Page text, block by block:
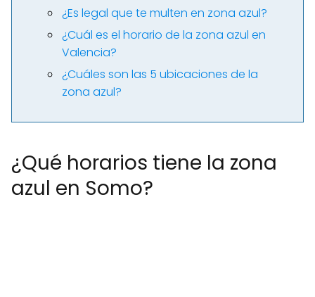
¿Es legal que te multen en zona azul?
¿Cuál es el horario de la zona azul en
Valencia?
¿Cuáles son las 5 ubicaciones de la
zona azul?
¿Qué horarios tiene la zona
azul en Somo?